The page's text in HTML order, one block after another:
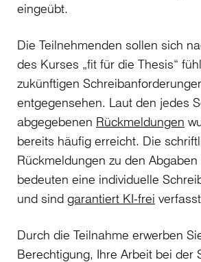
eingeübt.
Die Teilnehmenden sollen sich
des Kurses „fit für die Thesis“
zukünftigen
entgegensehen. Laut den jedes
abgegebenen Rückmeldungen
bereits häufig erreicht. Die
Rückmeldungen zu den Abgaben
bedeuten eine individuelle
und sind garantiert KI-frei
Durch die Teilnahme erwerben
Berechtigung, Ihre Arbeit bei der